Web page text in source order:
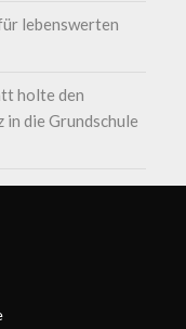
lebenswerten
holte den
in die Grundschule